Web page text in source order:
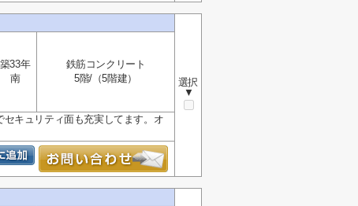
選択
▼
築33年
南
鉄筋コンクリート
5階/（5階建）
キュリティ面も充実してます。オ